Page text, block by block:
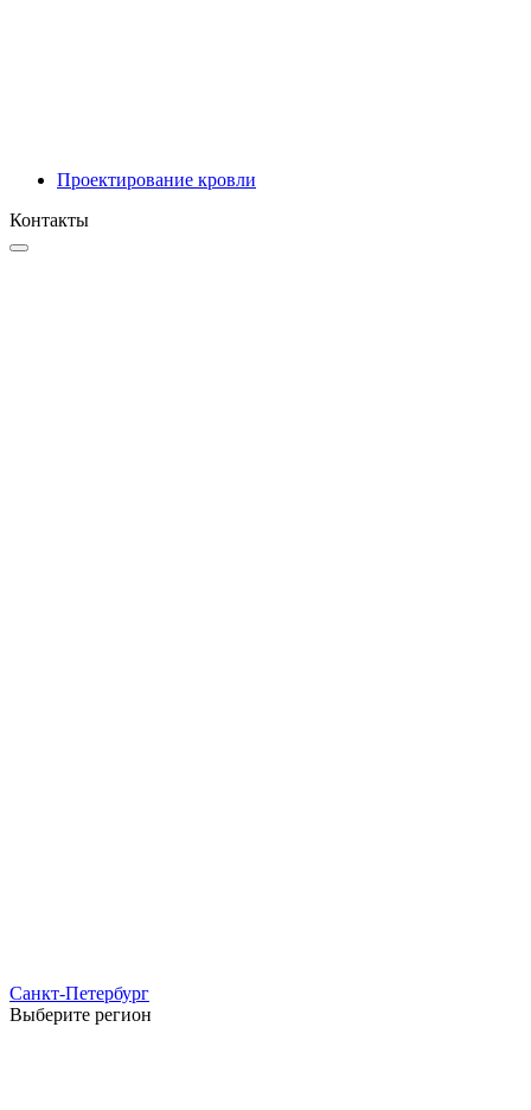
Проектирование кровли
Контакты
Санкт-Петербург
Выберите регион